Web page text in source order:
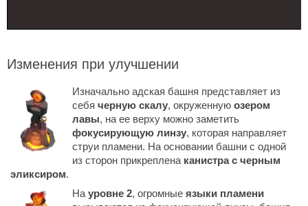
Изменения при улучшении
Изначально адская башня представляет из
себя черную скалу, окруженную озером
лавы, на ее верху можно заметить
фокусирующую линзу, которая направляет
струи пламени. На основании башни с одной
из сторон прикреплена канистра с черным
эликсиром.
На уровне 2, огромные языки пламени